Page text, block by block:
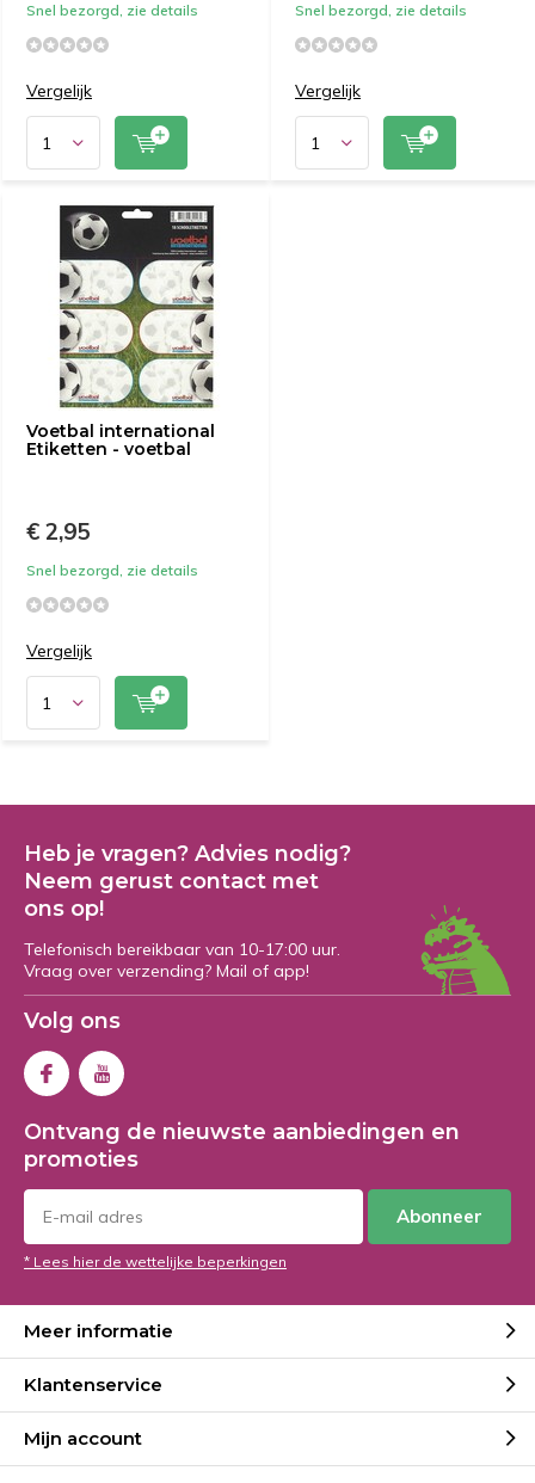
Snel bezorgd, zie details
Vergelijk
Snel bezorgd, zie details
Vergelijk
Voetbal international
Etiketten - voetbal
€ 2,95
Snel bezorgd, zie details
Vergelijk
Heb je vragen? Advies nodig?
Neem gerust contact met
ons op!
Telefonisch bereikbaar van 10-17:00 uur.
Vraag over verzending? Mail of app!
Volg ons
Ontvang de nieuwste aanbiedingen en
promoties
Abonneer
* Lees hier de wettelijke beperkingen
Meer informatie
Klantenservice
Mijn account